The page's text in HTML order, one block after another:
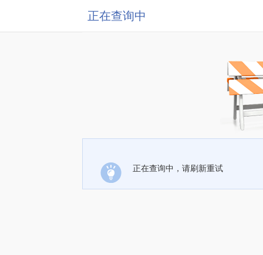
正在查询中
正在查询中，请刷新重试